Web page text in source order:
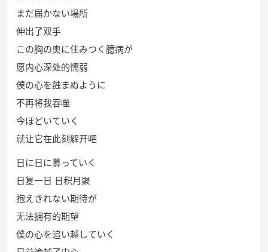
まだ届かない場所
伸出了双手
この胸の奥に住みつく臆病が
愿内心深处的懦弱
僕の心を蝕まぬように
不再将我吞噬
今ほどいていく
就让它在此刻解开吧
日に日に募っていく
日复一日 日积月聚
抱えきれない期待が
无法拥有的期望
僕の心を追い越していく